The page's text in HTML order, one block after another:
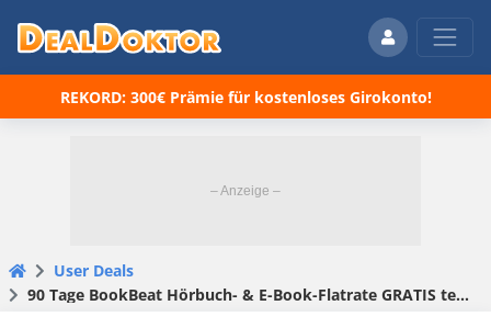
REKORD: 300€ Prämie für kostenloses Girokonto!
User Deals
90 Tage BookBeat Hörbuch- & E-Book-Flatrate GRATIS testen